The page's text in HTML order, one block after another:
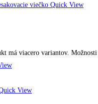
Quick View
má viacero variantov.
View